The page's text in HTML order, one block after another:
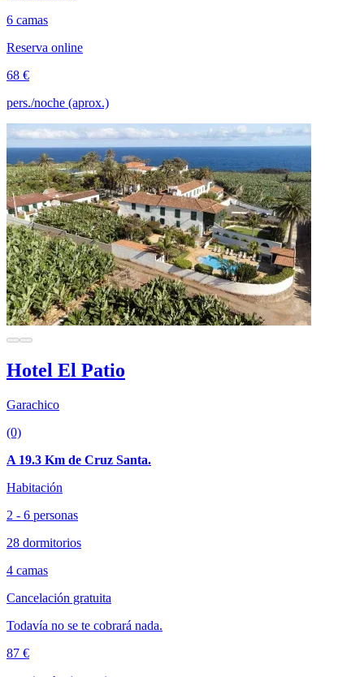
6 camas
Reserva online
68 €
pers./noche (aprox.)
Hotel El Patio
Garachico
(0)
A 19.3 Km de Cruz Santa.
Habitación
2 - 6 personas
28 dormitorios
4 camas
Cancelación gratuita
Todavía no se te cobrará nada.
87 €